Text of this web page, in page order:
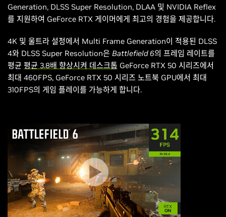
Generation, DLSS Super Resolution, DLAA 및 NVIDIA Reflex
를 지원하여 GeForce RTX 게이머에게 최고의 경험을 제공합니다.
4K 및 울트라 설정에서 Multi Frame Generation이 적용된 DLSS
4와 DLSS Super Resolution은 Battlefield 6의 프레임 레이트를
평균 평균 3.8배 향상시켜 데스크톱 GeForce RTX 50 시리즈에서
최대 460FPS, GeForce RTX 50 시리즈 노트북 GPU에서 최대
310FPS의 게임 플레이를 가능하게 합니다.